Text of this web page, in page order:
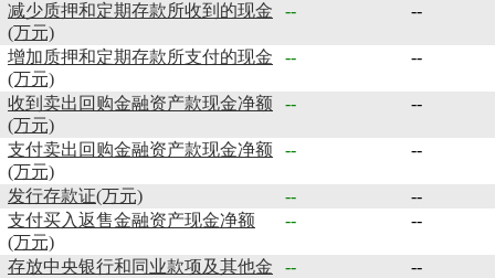
减少质押和定期存款所收到的现金
(万元)
-- --
增加质押和定期存款所支付的现金
(万元)
-- --
收到卖出回购金融资产款现金净额
(万元)
-- --
支付卖出回购金融资产款现金净额
(万元)
-- --
发行存款证(万元) --
--
支付买入返售金融资产现金净额
(万元)
-- --
存放中央银行和同业款项及其他金
-- --